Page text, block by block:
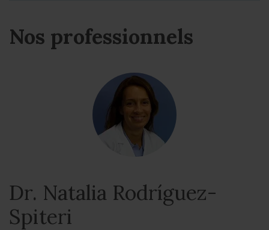
Nos professionnels
Dr. Natalia Rodríguez-
Spiteri